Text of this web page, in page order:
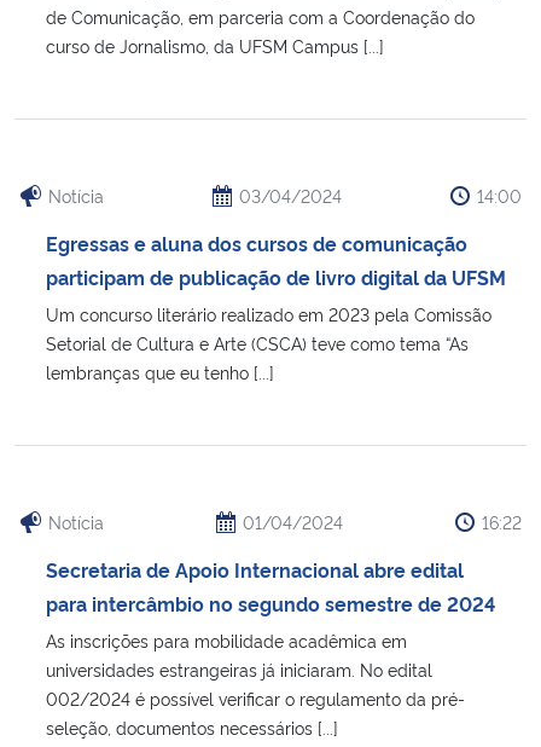
de Comunicação, em parceria com a Coordenação do
curso de Jornalismo, da UFSM Campus [...]
Notícia 03/04/2024 14:00
Egressas e aluna dos cursos de comunicação
participam de publicação de livro digital da UFSM
Um concurso literário realizado em 2023 pela Comissão
Setorial de Cultura e Arte (CSCA) teve como tema “As
lembranças que eu tenho [...]
Notícia 01/04/2024 16:22
Secretaria de Apoio Internacional abre edital
para intercâmbio no segundo semestre de 2024
As inscrições para mobilidade acadêmica em
universidades estrangeiras já iniciaram. No edital
002/2024 é possível verificar o regulamento da pré-
seleção, documentos necessários [...]